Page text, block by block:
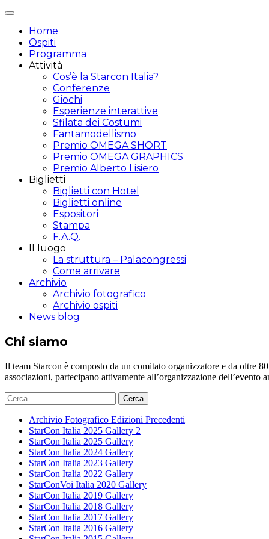
Attiva/disattiva
navigazione
Home
Ospiti
Programma
Attività
Cos’è la Starcon Italia?
Conferenze
Giochi
Esperienze interattive
Sfilata dei Costumi
Fantamodellismo
Premio OMEGA SHORT
Premio OMEGA GRAPHICS
Premio Alberto Lisiero
Biglietti
Biglietti con Hotel
Biglietti online
Espositori
Stampa
F.A.Q.
Il luogo
La struttura – Palacongressi
Come arrivare
Archivio
Archivio fotografico
Archivio ospiti
News blog
Chi siamo
Il team Starcon è composto da un comitato organizzatore e da oltre
associazioni, partecipano attivamente all’organizzazione
Ricerca
per:
Archivio Fotografico Edizioni Precedenti
StarCon Italia 2025 Gallery 2
StarCon Italia 2025 Gallery
StarCon Italia 2024 Gallery
StarCon Italia 2023 Gallery
StarCon Italia 2022 Gallery
StarConVoi Italia 2020 Gallery
StarCon Italia 2019 Gallery
StarCon Italia 2018 Gallery
StarCon Italia 2017 Gallery
StarCon Italia 2016 Gallery